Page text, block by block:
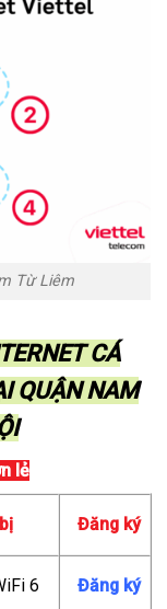
Từ Liêm
CÁ
QUẬN NAM
lẻ
Đăng ký
6 Đăng ký